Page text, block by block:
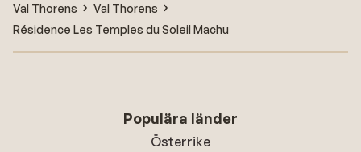
Val Thorens
Val Thorens
Résidence Les Temples du Soleil Machu
Populära länder
Österrike